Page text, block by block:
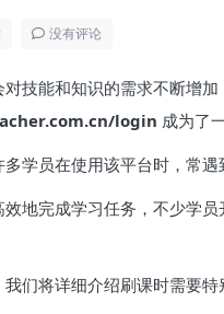
没有评论
技能和知识的需求不断增加
login 成为了
学员在使用该平台时，常
效地完成学习任务，不少学
们将详细介绍刷课时需要